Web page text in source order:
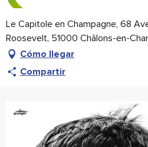
Le Capitole en Champagne, 68
Roosevelt, 51000 Châlons-en-
Cómo llegar
Compartir